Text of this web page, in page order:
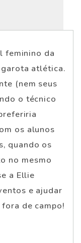
feminino da
garota atlética.
(nem seus
o técnico
os alunos
quando os
no mesmo
a Ellie
e ajudar
de campo!